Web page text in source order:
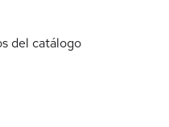
del catálogo